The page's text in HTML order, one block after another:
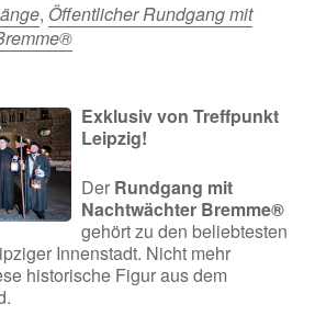
, Öffentlicher Rundgang mit
Exklusiv von Treffpunkt
Leipzig!
Der Rundgang mit
Nachtwächter Bremme®
gehört zu den beliebtesten
Innenstadt. Nicht mehr
historische Figur aus dem